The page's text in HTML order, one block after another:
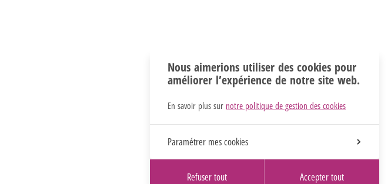
Nous aimerions utiliser des cookies pour
améliorer l’expérience de notre site web.
En savoir plus sur notre politique de gestion des cookies
Paramétrer mes cookies
Refuser tout Accepter tout